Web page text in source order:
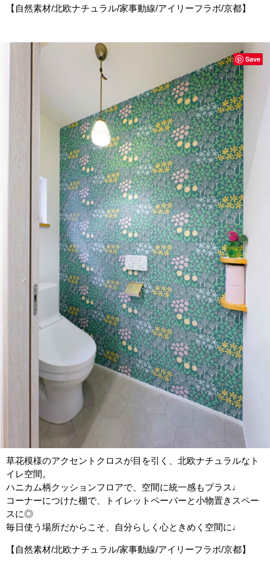
【自然素材/北欧ナチュラル/家事動線/アイリーフラボ/京都】
草花模様のアクセントクロスが目を引く、北欧ナチュラルなト
イレ空間。
ハニカム柄クッションフロアで、空間に統一感もプラス♩
コーナーにつけた棚で、トイレットペーパーと小物置きスペー
スに◎
毎日使う場所だからこそ、自分らしく心ときめく空間に♩
【自然素材/北欧ナチュラル/家事動線/アイリーフラボ/京都】
Save